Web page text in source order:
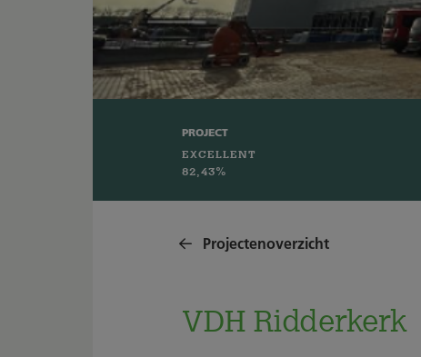
PROJECT
EXCELLENT
82,43%
Projectenoverzicht
VDH Ridderkerk